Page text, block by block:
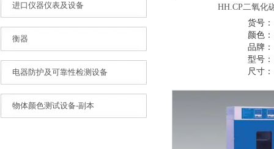
进口仪器仪表及设备
衡器
电器防护及可靠性检测设备
物体颜色测试设备-副本
HH.CP二氧化
货号：
颜色：
品牌：
型号：
尺寸：